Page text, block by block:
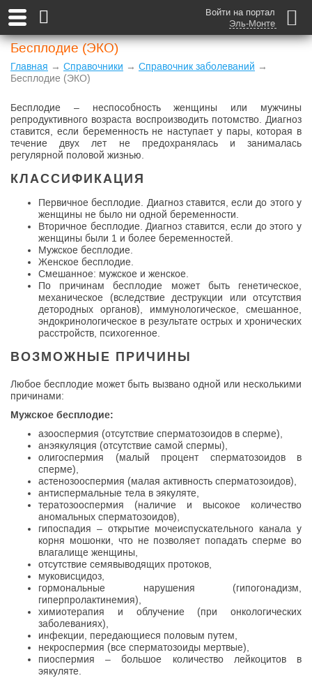
Войти на портал
Эль-Монте
Бесплодие (ЭКО)
Главная → Справочники → Справочник заболеваний →
Бесплодие (ЭКО)
Бесплодие – неспособность женщины или мужчины
репродуктивного возраста воспроизводить потомство. Диагноз
ставится, если беременность не наступает у пары, которая в
течение двух лет не предохранялась и занималась
регулярной половой жизнью.
КЛАССИФИКАЦИЯ
Первичное бесплодие. Диагноз ставится, если до этого у
женщины не было ни одной беременности.
Вторичное бесплодие. Диагноз ставится, если до этого у
женщины были 1 и более беременностей.
Мужское бесплодие.
Женское бесплодие.
Смешанное: мужское и женское.
По причинам бесплодие может быть генетическое,
механическое (вследствие деструкции или отсутствия
детородных органов), иммунологическое, смешанное,
эндокринологическое в результате острых и хронических
расстройств, психогенное.
ВОЗМОЖНЫЕ ПРИЧИНЫ
Любое бесплодие может быть вызвано одной или несколькими
причинами:
Мужское бесплодие:
азооспермия (отсутствие сперматозоидов в сперме),
анэякуляция (отсутствие самой спермы),
олигоспермия (малый процент сперматозоидов в
сперме),
астенозооспермия (малая активность сперматозоидов),
антиспермальные тела в эякуляте,
тератозооспермия (наличие и высокое количество
аномальных сперматозоидов),
гипоспадия – открытие мочеиспускательного канала у
корня мошонки, что не позволяет попадать сперме во
влагалище женщины,
отсутствие семявыводящих протоков,
муковисцидоз,
гормональные нарушения (гипогонадизм,
гиперпролактинемия),
химиотерапия и облучение (при онкологических
заболеваниях),
инфекции, передающиеся половым путем,
некроспермия (все сперматозоиды мертвые),
пиоспермия – большое количество лейкоцитов в
эякуляте.